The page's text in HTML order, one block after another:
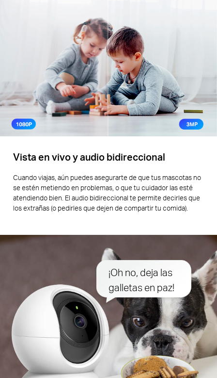
Vista en vivo y audio bidireccional
Cuando viajas, aún puedes asegurarte de que tus mascotas no
se estén metiendo en problemas, o que tu cuidador las esté
atendiendo bien. El audio bidireccional te permite decirles que
los extrañas (o pedirles que dejen de compartir tu comida).
¡Oh no, deja las
galletas en paz!